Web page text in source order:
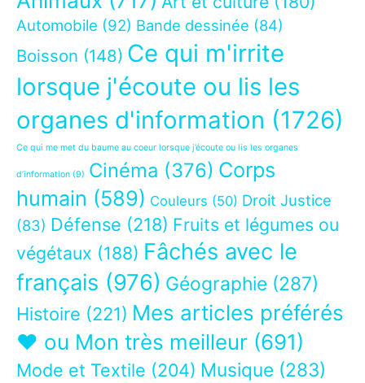
Automobile (92) Bande dessinée (84)
Boisson (148) Ce qui m'irrite
lorsque j'écoute ou lis les
organes d'information (1726)
Ce qui me met du baume au coeur lorsque j’écoute ou lis les organes
d’information (9) Cinéma (376) Corps
humain (589) Couleurs (50) Droit Justice
(83) Défense (218) Fruits et légumes ou
végétaux (188) Fâchés avec le
français (976) Géographie (287)
Histoire (221) Mes articles préférés
❤ ou Mon très meilleur (691)
Mode et Textile (204) Musique (283)